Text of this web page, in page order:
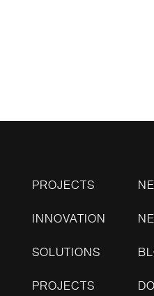
PROJECTS
INNOVATION
SOLUTIONS
PROJECTS